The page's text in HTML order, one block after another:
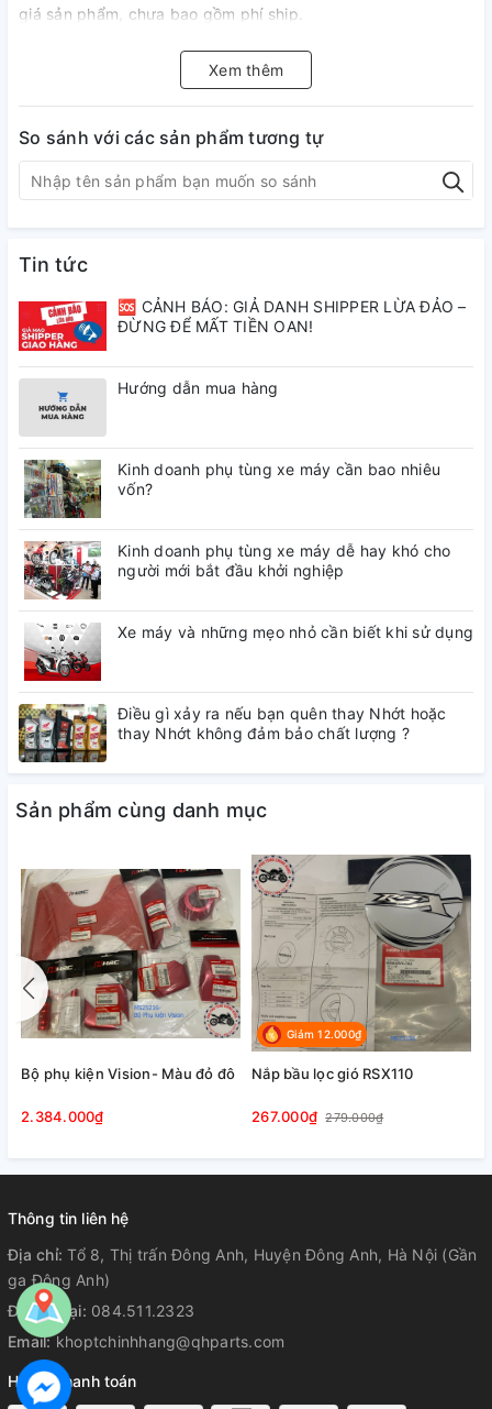
giá sản phẩm, chưa bao gồm phí ship.
Khách thợ/ sỉ hoặc muốn mua chi tiết lẻ vui lòng liên hệ
ĐT/zalo: 084.511.2323-
Xem thêm
So sánh với các sản phẩm tương tự
Tin tức
🆘 CẢNH BÁO: GIẢ DANH SHIPPER LỪA ĐẢO –
ĐỪNG ĐỂ MẤT TIỀN OAN!
Hướng dẫn mua hàng
Kinh doanh phụ tùng xe máy cần bao nhiêu
vốn?
Kinh doanh phụ tùng xe máy dễ hay khó cho
người mới bắt đầu khởi nghiệp
Xe máy và những mẹo nhỏ cần biết khi sử dụng
Điều gì xảy ra nếu bạn quên thay Nhớt hoặc
thay Nhớt không đảm bảo chất lượng ?
Sản phẩm cùng danh mục
Bộ phụ kiện Vision- Màu đỏ đô
2.384.000₫
Giảm 12.000₫
Nắp bầu lọc gió RSX110
267.000₫ 279.000₫
Thông tin liên hệ
Địa chỉ:Tổ 8, Thị trấn Đông Anh, Huyện Đông Anh, Hà Nội (Gần
ga Đông Anh)
Điện thoại: 084.511.2323
Email:khoptchinhhang@qhparts.com
Hỗ trợ thanh toán